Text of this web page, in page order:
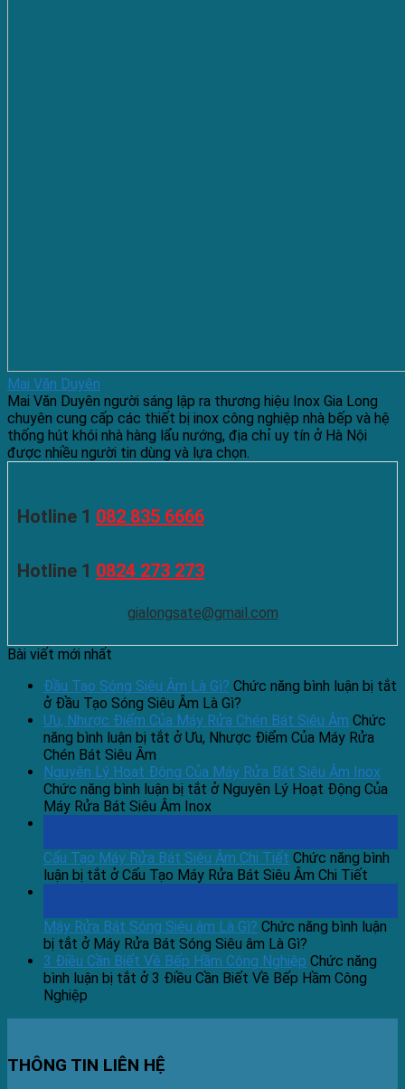
Mai Văn Duyên
Mai Văn Duyên người sáng lập ra thương hiệu Inox Gia Long
chuyên cung cấp các thiết bị inox công nghiệp nhà bếp và hệ
thống hút khói nhà hàng lẩu nướng, địa chỉ uy tín ở Hà Nội
được nhiều người tin dùng và lựa chọn.
Hotline 1 082 835 6666
Hotline 1 0824 273 273
gialongsate@gmail.com
Bài viết mới nhất
Đầu Tạo Sóng Siêu Âm Là Gì? Chức năng bình luận bị tắt
ở Đầu Tạo Sóng Siêu Âm Là Gì?
Ưu, Nhược Điểm Của Máy Rửa Chén Bát Siêu Âm Chức
năng bình luận bị tắt ở Ưu, Nhược Điểm Của Máy Rửa
Chén Bát Siêu Âm
Nguyên Lý Hoạt Động Của Máy Rửa Bát Siêu Âm Inox
Chức năng bình luận bị tắt ở Nguyên Lý Hoạt Động Của
Máy Rửa Bát Siêu Âm Inox
Cấu Tạo Máy Rửa Bát Siêu Âm Chi Tiết Chức năng bình
luận bị tắt ở Cấu Tạo Máy Rửa Bát Siêu Âm Chi Tiết
Máy Rửa Bát Sóng Siêu âm Là Gì? Chức năng bình luận
bị tắt ở Máy Rửa Bát Sóng Siêu âm Là Gì?
3 Điều Cần Biết Về Bếp Hầm Công Nghiệp Chức năng
bình luận bị tắt ở 3 Điều Cần Biết Về Bếp Hầm Công
Nghiệp
THÔNG TIN LIÊN HỆ